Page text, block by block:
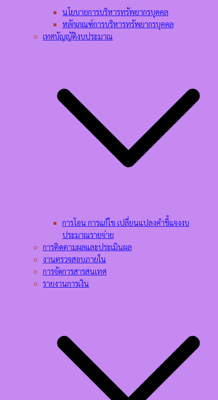
นโยบายการบริหารทรัพยากรบุคคล​
หลักเกณฑ์การบริหารทรัพยากรบุคคล​
เทศบัญญัติงบประมาณ
การโอน การแก้ไข เปลี่ยนแปลงคำชี้แจงงบ
ประมาณรายจ่าย
การติดตามผลและประเมินผล
งานตรวจสอบภายใน
การจัดการสารสนเทศ
รายงานการเงิน